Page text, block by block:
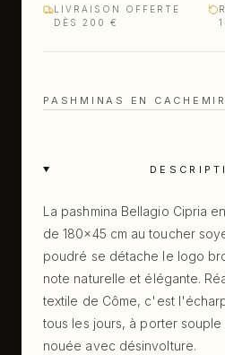
LIVRAISON OFFERTE
DÈS 200 €
PASHMINAS EN
La pashmina Bellagio Cipria
de 180×45 cm au toucher
poudré se détache le logo
note naturelle et élégante.
textile de Côme, c'est
tous les jours, à porter
nouée avec désinvolture.